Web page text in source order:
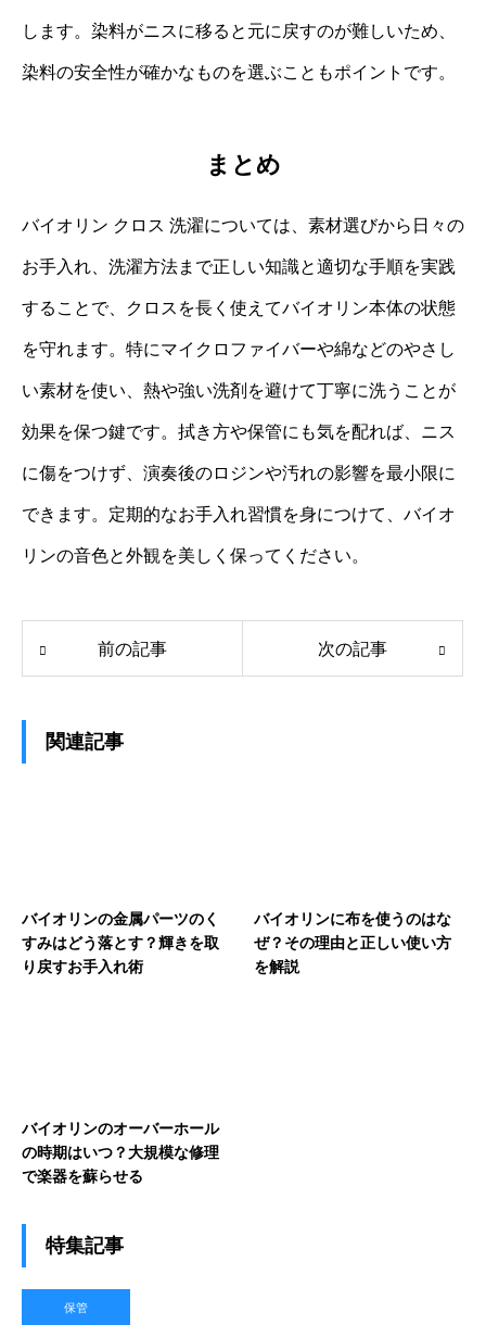
します。染料がニスに移ると元に戻すのが難しいため、
染料の安全性が確かなものを選ぶこともポイントです。
まとめ
バイオリン クロス 洗濯については、素材選びから日々の
お手入れ、洗濯方法まで正しい知識と適切な手順を実践
することで、クロスを長く使えてバイオリン本体の状態
を守れます。特にマイクロファイバーや綿などのやさし
い素材を使い、熱や強い洗剤を避けて丁寧に洗うことが
効果を保つ鍵です。拭き方や保管にも気を配れば、ニス
に傷をつけず、演奏後のロジンや汚れの影響を最小限に
できます。定期的なお手入れ習慣を身につけて、バイオ
リンの音色と外観を美しく保ってください。
前の記事 次の記事
関連記事
バイオリンの金属パーツのく
すみはどう落とす？輝きを取
り戻すお手入れ術
バイオリンに布を使うのはな
ぜ？その理由と正しい使い方
を解説
バイオリンのオーバーホール
の時期はいつ？大規模な修理
で楽器を蘇らせる
特集記事
保管